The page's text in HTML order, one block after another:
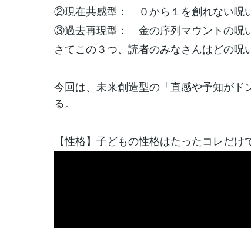
②現在共感型： ０から１を創れない呪
③過去再現型： 金の序列マウントの呪
さてこの３つ、読者のみなさんはどの呪
今回は、未来創造型の「直感や予知が
る。
【性格】子どもの性格はたったコレだけ